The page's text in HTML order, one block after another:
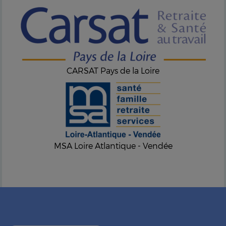
CARSAT Pays de la Loire
MSA Loire Atlantique - Vendée